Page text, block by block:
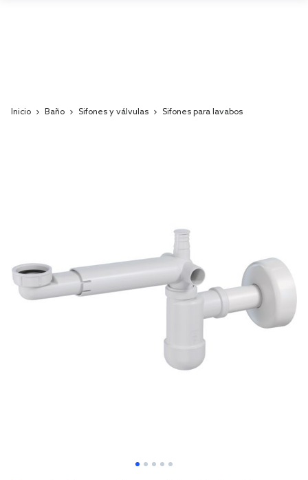
Inicio Baño Sifones y válvulas Sifones para lavabos
images
gallery